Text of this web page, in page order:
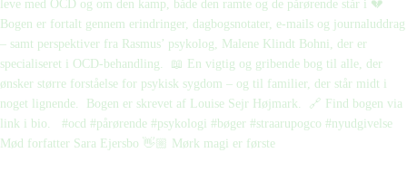
Mød forfatter Sara Ejersbo 👋🏼 Mørk magi er første